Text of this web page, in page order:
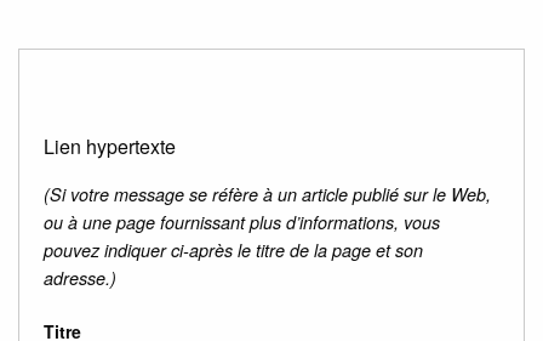
Lien hypertexte
(Si votre message se réfère à un article publié sur le Web,
ou à une page fournissant plus d’informations, vous
pouvez indiquer ci-après le titre de la page et son
adresse.)
Titre